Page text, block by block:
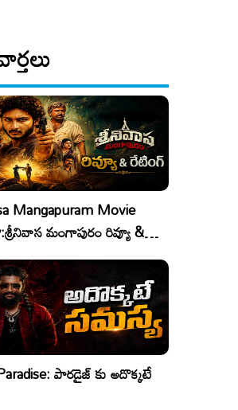
Mangapuram Movie
మంగాపురం రివ్యూ &
పారడైజ్ కు అదొక్కటే